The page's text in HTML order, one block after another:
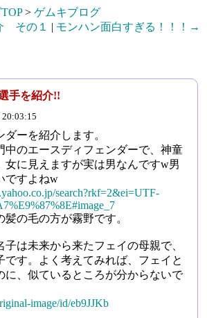
> ゲムキブログ
その１
| モンハン面白すぎる！！！→
手を紹介!!
20:03:15
ーを紹介します。
中のエースディフェンダーで、神童
女に見えますが実は男なんですw男
ですよねw
search?rkf=2&ei=UTF-
髪の毛の方が霧野です。
子は未来から来たフェイの母親で、
です。よく考えてみれば、フェイと
に、似ているところが分からないで
image/id/eb9JJKb